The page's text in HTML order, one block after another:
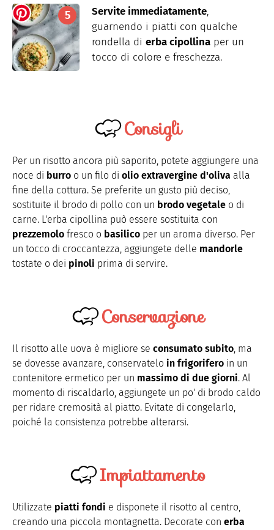
Servite immediatamente,
guarnendo i piatti con qualche
rondella di erba cipollina per un
tocco di colore e freschezza.
Consigli
Per un risotto ancora più saporito, potete aggiungere una
noce di burro o un filo di olio extravergine d'oliva alla
fine della cottura. Se preferite un gusto più deciso,
sostituite il brodo di pollo con un brodo vegetale o di
carne. L'erba cipollina può essere sostituita con
prezzemolo fresco o basilico per un aroma diverso. Per
un tocco di croccantezza, aggiungete delle mandorle
tostate o dei pinoli prima di servire.
Conservazione
Il risotto alle uova è migliore se consumato subito, ma
se dovesse avanzare, conservatelo in frigorifero in un
contenitore ermetico per un massimo di due giorni. Al
momento di riscaldarlo, aggiungete un po' di brodo caldo
per ridare cremosità al piatto. Evitate di congelarlo,
poiché la consistenza potrebbe alterarsi.
Impiattamento
Utilizzate piatti fondi e disponete il risotto al centro,
creando una piccola montagnetta. Decorate con erba